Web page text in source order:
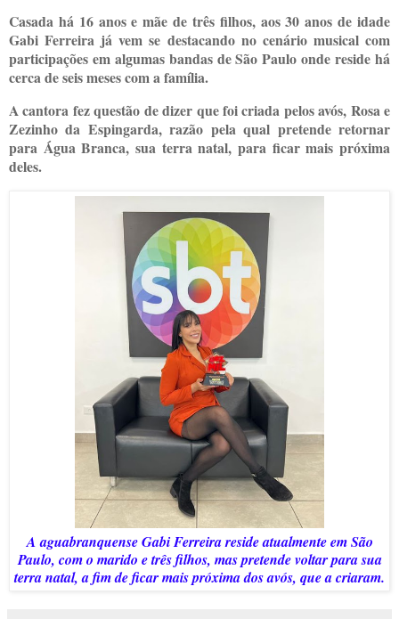
Casada há 16 anos e mãe de três filhos, aos 30 anos de idade
Gabi Ferreira já vem se destacando no cenário musical com
participações em algumas bandas de São Paulo onde reside há
cerca de seis meses com a família.
A cantora fez questão de dizer que foi criada pelos avós, Rosa e
Zezinho da Espingarda, razão pela qual pretende retornar
para Água Branca, sua terra natal, para ficar mais próxima
deles.
A aguabranquense Gabi Ferreira reside atualmente em São
Paulo, com o marido e três filhos, mas pretende voltar para sua
terra natal, a fim de ficar mais próxima dos avós, que a criaram.